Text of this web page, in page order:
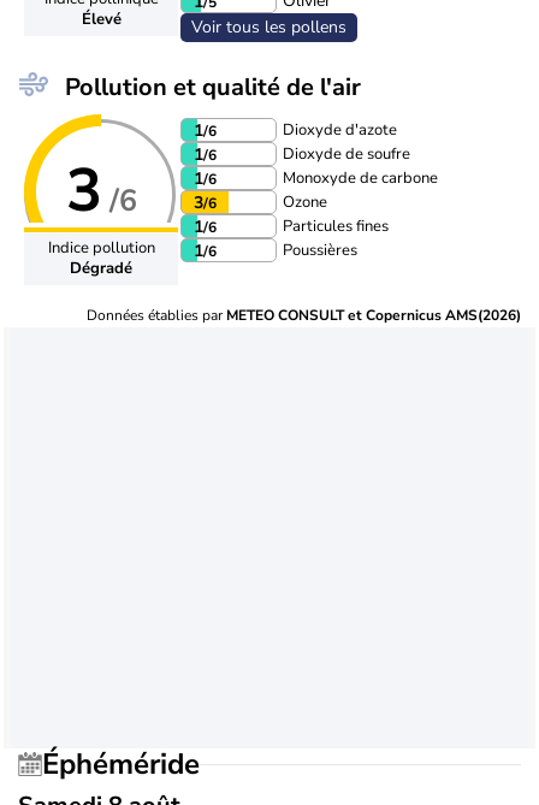
Élevé
Voir tous les pollens
Pollution et qualité de l'air
3 /6
Indice pollution
Dégradé
1/6 Dioxyde d'azote
1/6 Dioxyde de soufre
1/6 Monoxyde de carbone
3/6 Ozone
1/6 Particules fines
1/6 Poussières
Données établies parMETEO CONSULT et Copernicus AMS(2026)
Éphéméride